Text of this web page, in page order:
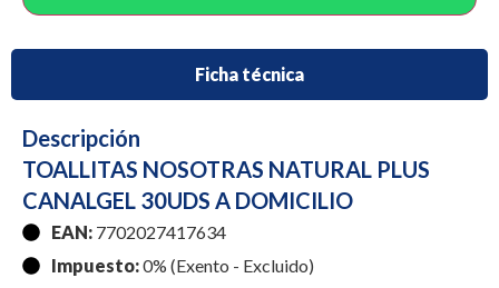
Ficha técnica
Descripción
TOALLITAS NOSOTRAS NATURAL PLUS
CANALGEL 30UDS A DOMICILIO
EAN: 7702027417634
Impuesto:0% (Exento - Excluido)